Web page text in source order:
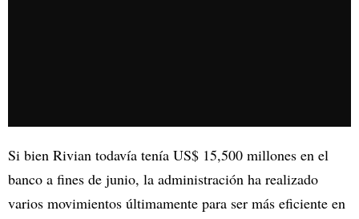
Si bien Rivian todavía tenía US$ 15,500 millones en el
banco a fines de junio, la administración ha realizado
varios movimientos últimamente para ser más eficiente en